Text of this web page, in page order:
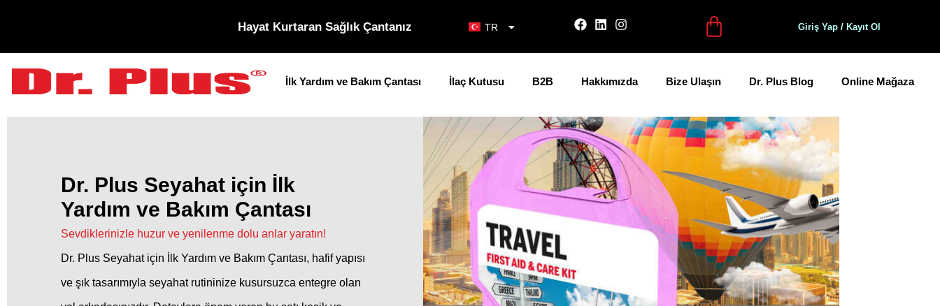
Hayat Kurtaran Sağlık Çantanız Giriş Yap / Kayıt Ol
TR
EN
İlk Yardım ve Bakım Çantası İlaç Kutusu B2B Hakkımızda Bize Ulaşın Dr. Plus Blog Online Mağaza
Dr. Plus Seyahat için İlk
Yardım ve Bakım Çantası
Sevdiklerinizle huzur ve yenilenme dolu anlar yaratın!
Dr. Plus Seyahat için İlk Yardım ve Bakım Çantası, hafif yapısı
ve şık tasarımıyla seyahat rutininize kusursuzca entegre olan